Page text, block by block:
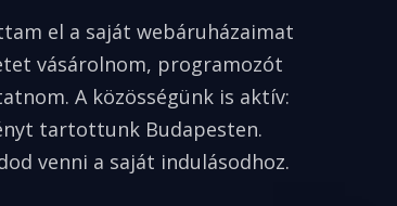
el a saját webáruházaimat
vásárolnom, programozót
A közösségünk is aktív:
tartottunk Budapesten.
venni a saját indulásodhoz.